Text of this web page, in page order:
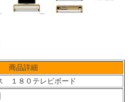
商品詳細
１８０テレビボード